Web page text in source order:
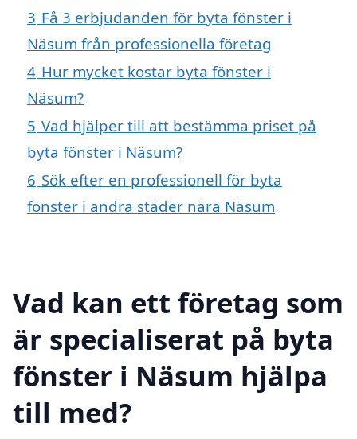
3 Få 3 erbjudanden för byta fönster i
Näsum från professionella företag
4 Hur mycket kostar byta fönster i
Näsum?
5 Vad hjälper till att bestämma priset på
byta fönster i Näsum?
6 Sök efter en professionell för byta
fönster i andra städer nära Näsum
Vad kan ett företag som
är specialiserat på byta
fönster i Näsum hjälpa
till med?